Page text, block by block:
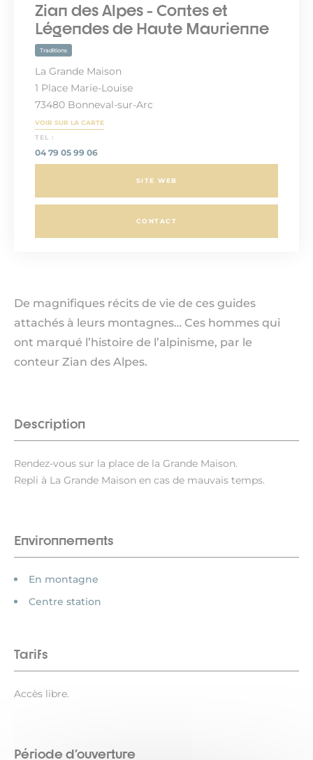
De magnifiques récits de vie de ces guides
attachés à leurs montagnes… Ces hommes qui
ont marqué l’histoire de l’alpinisme, par le
conteur Zian des Alpes.
Description
Rendez-vous sur la place de la Grande Maison.
Repli à La Grande Maison en cas de mauvais temps.
Environnements
En montagne
Centre station
Tarifs
Accès libre.
Période d'ouverture
Zian des Alpes - Contes et
Légendes de Haute Maurienne
Traditions
La Grande Maison
1 Place Marie-Louise
73480 Bonneval-sur-Arc
VOIR SUR LA CARTE
TEL :
04 79 05 99 06
SITE WEB
CONTACT